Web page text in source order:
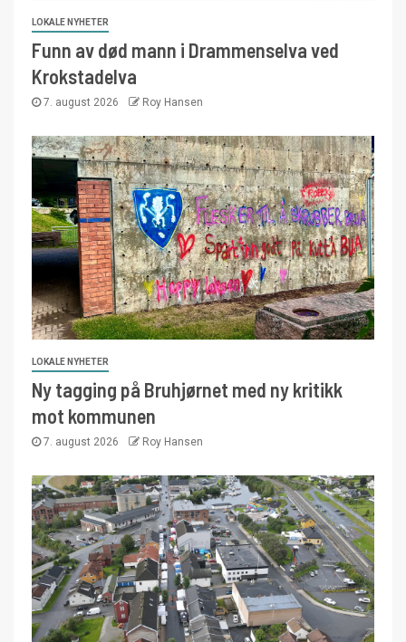
LOKALE NYHETER
Funn av død mann i Drammenselva ved
Krokstadelva
7. august 2026 Roy Hansen
LOKALE NYHETER
Ny tagging på Bruhjørnet med ny kritikk
mot kommunen
7. august 2026 Roy Hansen